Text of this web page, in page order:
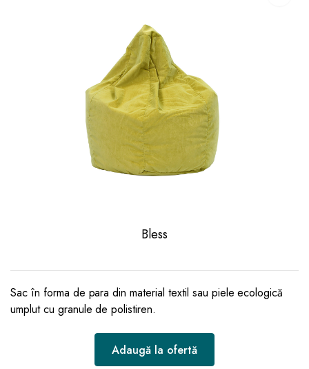
Bless
Sac în forma de para din material textil sau piele ecologică
umplut cu granule de polistiren.
Adaugă la ofertă